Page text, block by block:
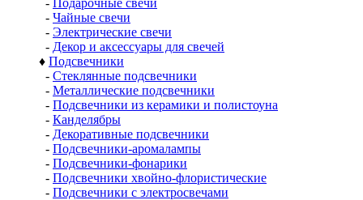
- Подарочные свечи
- Чайные свечи
- Электрические свечи
- Декор и аксессуары для свечей
♦ Подсвечники
- Стеклянные подсвечники
- Металлические подсвечники
- Подсвечники из керамики и полистоуна
- Канделябры
- Декоративные подсвечники
- Подсвечники-аромалампы
- Подсвечники-фонарики
- Подсвечники хвойно-флористические
- Подсвечники с электросвечами